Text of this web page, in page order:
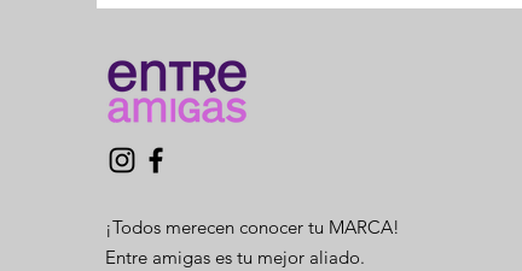
¡Todos merecen conocer tu MARCA!
Entre amigas es tu mejor aliado.